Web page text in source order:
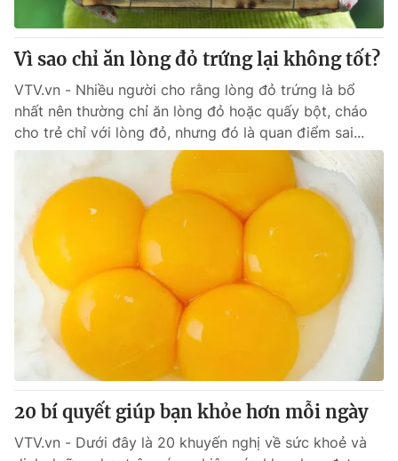
Vì sao chỉ ăn lòng đỏ trứng lại không tốt?
VTV.vn - Nhiều người cho rằng lòng đỏ trứng là bổ
nhất nên thường chỉ ăn lòng đỏ hoặc quấy bột, cháo
cho trẻ chỉ với lòng đỏ, nhưng đó là quan điểm sai...
20 bí quyết giúp bạn khỏe hơn mỗi ngày
VTV.vn - Dưới đây là 20 khuyến nghị về sức khoẻ và